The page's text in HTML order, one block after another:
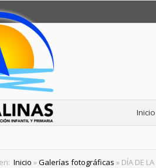
Inicio
Inicio »Galerías fotográficas » DÍA DE